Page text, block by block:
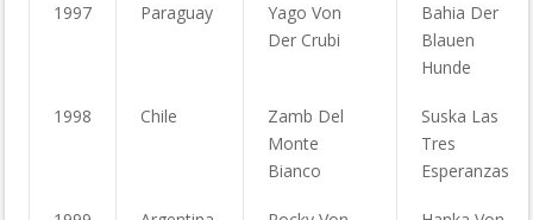
1997 Paraguay
Yago Von
Der Crubi
Bahia Der
Blauen
Hunde
1998 Chile
Zamb Del
Monte
Bianco
Suska Las
Tres
Esperanzas